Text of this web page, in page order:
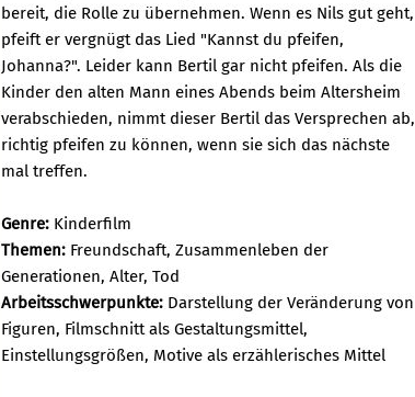
bereit, die Rolle zu übernehmen. Wenn es Nils gut geht,
pfeift er vergnügt das Lied "Kannst du pfeifen,
Johanna?". Leider kann Bertil gar nicht pfeifen. Als die
Kinder den alten Mann eines Abends beim Altersheim
verabschieden, nimmt dieser Bertil das Versprechen ab,
richtig pfeifen zu können, wenn sie sich das nächste
mal treffen.
Genre: Kinderfilm
Themen: Freundschaft, Zusammenleben der
Generationen, Alter, Tod
Arbeitsschwerpunkte: Darstellung der Veränderung von
Figuren, Filmschnitt als Gestaltungsmittel,
Einstellungsgrößen, Motive als erzählerisches Mittel